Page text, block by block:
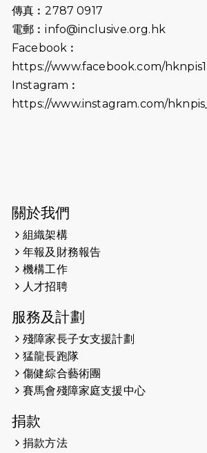
2026-06-25
（19:00開始）
2026-06-18
猛龍長跑隊恆常練習
2026-06-11
猛龍長跑隊恆常練習
2026-05-28
2026-05-22
2026-05-21
2026-05-14
（19:00開始）
2026-05-07
開始）
2026-04-30
傳真︰2787 0917
電郵︰info@inclusive.org.hk
Facebook︰
https://www.facebook.com/hknpis1
Instagram︰
https://www.instagram.com/
關於我們
組織架構
年報及財務報告
機構工作
人才招聘
服務及計劃
殘障家長子女支援計劃
猛龍長跑隊
傷健綜合藝術團
賽馬會殘障家庭支援中心
捐款
捐款方法